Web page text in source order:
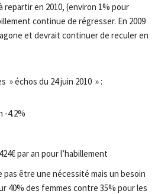
repartir en 2010, (environ 1% pour
continue de régresser. En 2009
et devrait continuer de reculer en
» échos du 24 juin 2010 » :
-4.2%
par an pour l’habillement
pas être une nécessité mais un besoin
40% des femmes contre 35% pour les